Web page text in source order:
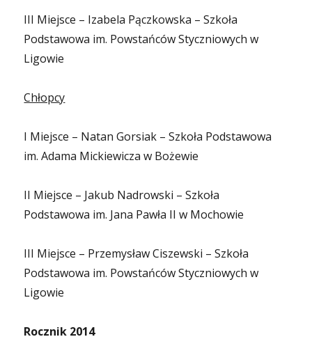
III Miejsce – Izabela Pączkowska – Szkoła
Podstawowa im. Powstańców Styczniowych w
Ligowie
Chłopcy
I Miejsce – Natan Gorsiak – Szkoła Podstawowa
im. Adama Mickiewicza w Bożewie
II Miejsce – Jakub Nadrowski – Szkoła
Podstawowa im. Jana Pawła II w Mochowie
III Miejsce – Przemysław Ciszewski – Szkoła
Podstawowa im. Powstańców Styczniowych w
Ligowie
Rocznik 2014